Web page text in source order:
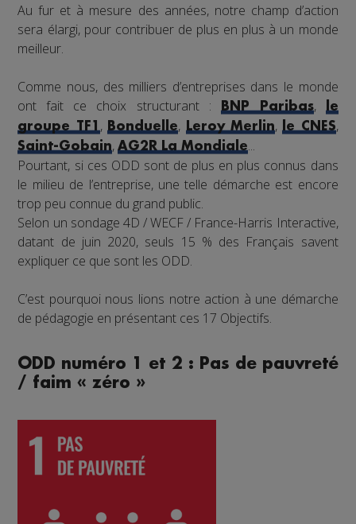
Au fur et à mesure des années, notre champ d’action
sera élargi, pour contribuer de plus en plus à un monde
meilleur.
Comme nous, des milliers d’entreprises dans le monde
ont fait ce choix structurant :
BNP Paribas,
le
groupe TF1 , Bonduelle, Leroy Merlin, le CNES,
Saint-Gobain,AG2R La Mondiale...
Pourtant, si ces ODD sont de plus en plus connus dans
le milieu de l’entreprise, une telle démarche est encore
trop peu connue du grand public.
Selon un sondage 4D / WECF / France-Harris Interactive,
datant de juin 2020, seuls 15 % des Français savent
expliquer ce que sont les ODD.
C’est pourquoi nous lions notre action à une démarche
de pédagogie en présentant ces 17 Objectifs.
ODD numéro 1 et 2 : Pas de pauvreté
/ faim « zéro »